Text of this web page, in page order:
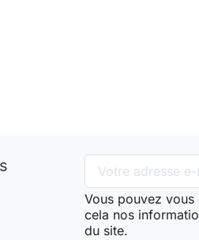
Vous pouvez
cela nos
du site.